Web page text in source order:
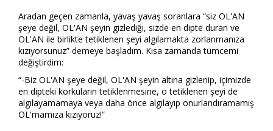
Aradan geçen zamanla, yavaş yavaş soranlara “siz OL'AN
şeye değil, OL'AN şeyin gizlediği, sizde en dipte duran ve
OL'AN ile birlikte tetiklenen şeyi algılamakta zorlanmanıza
kızıyorsunuz” demeye başladım. Kısa zamanda tümcemi
değiştirdim:
“-Biz OL'AN şeye değil, OL'AN şeyin altına gizlenip, içimizde
en dipteki korkuların tetiklenmesine, o tetiklenen şeyi de
algılayamamaya veya daha önce algılayıp onurlandıramamış
OL'mamıza kızıyoruz!”